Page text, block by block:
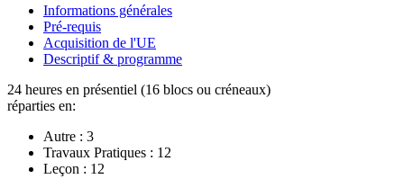
Informations générales
Pré-requis
Acquisition de l'UE
Descriptif & programme
24 heures en présentiel (16 blocs ou créneaux)
réparties en:
Autre : 3
Travaux Pratiques : 12
Leçon : 12